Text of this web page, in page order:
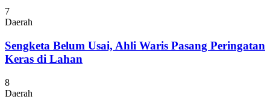
7
Daerah
Sengketa Belum Usai, Ahli Waris Pasang Peringatan
Keras di Lahan
8
Daerah